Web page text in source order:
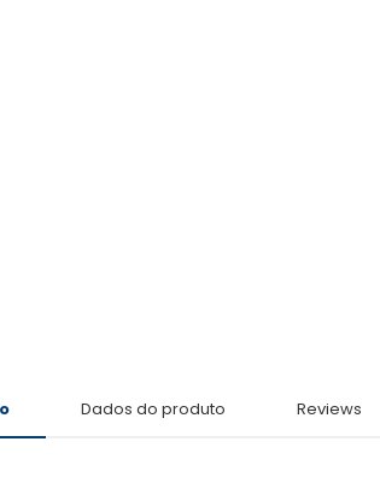
Dados do produto Reviews